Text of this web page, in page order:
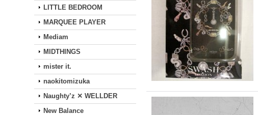
LITTLE BEDROOM
MARQUEE PLAYER
Mediam
MIDTHINGS
mister it.
naokitomizuka
Naughty’z ✕ WELLDER
New Balance